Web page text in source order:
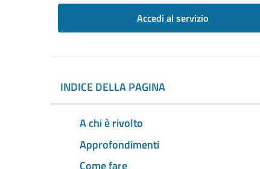
Accedi al servizio
INDICE DELLA PAGINA
A chi è rivolto
Approfondimenti